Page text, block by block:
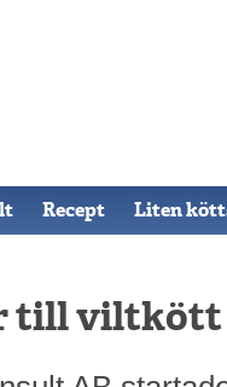
Recept Liten
till viltkött